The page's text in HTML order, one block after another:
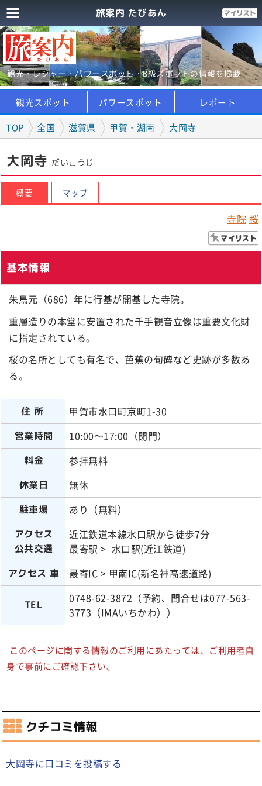
旅案内 たびあん
観光・レジャー・パワースポット・B級スポットの情報を掲載
観光スポット パワースポット
レポート
TOP
全国 滋賀県 甲賀・湖南 大岡寺
大岡寺 だいこうじ
概要 マップ
寺院 桜
基本情報
朱鳥元（686）年に行基が開基した寺院。
重層造りの本堂に安置された千手観音立像は重要文化財
に指定されている。
桜の名所としても有名で、芭蕉の句碑など史跡が多数あ
る。
住所 甲賀市水口町京町1-30
営業時間 10:00～17:00（閉門）
料金 参拝無料
休業日 無休
駐車場 あり（無料）
アクセス
公共交通
近江鉄道本線水口駅から徒歩7分
最寄駅 > 水口駅(近江鉄道)
アクセス 車 最寄IC > 甲南IC(新名神高速道路)
TEL
0748-62-3872（予約、問合せは077-563-
3773（IMAいちかわ））
このページに関する情報のご利用にあたっては、ご利用者自
身で事前にご確認下さい。
クチコミ情報
大岡寺に口コミを投稿する